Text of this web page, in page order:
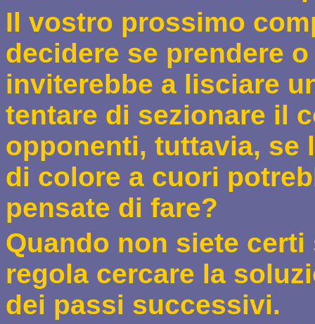
Il vostro prossimo
decidere se prendere
inviterebbe a lisciare
tentare di sezionare il
opponenti, tuttavia, se
di colore a cuori
pensate di fare?
Quando non siete
regola cercare la
dei passi successivi.